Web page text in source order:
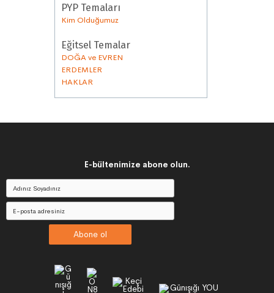
PYP Temaları
Kim Olduğumuz
Eğitsel Temalar
DOĞA ve EVREN
ERDEMLER
HAKLAR
E-bültenimize abone olun.
Abone ol